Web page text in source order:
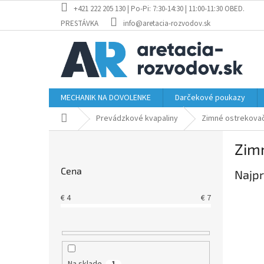
obsah
+421 222 205 130 | Po-Pi: 7:30-14:30 | 11:00-11:30 OBED.
PRESTÁVKA
info@aretacia-rozvodov.sk
MECHANIK NA DOVOLENKE Darčekové poukazy
DomovPrevádzkové kvapaliny Zimné
Cena
€4 € 7